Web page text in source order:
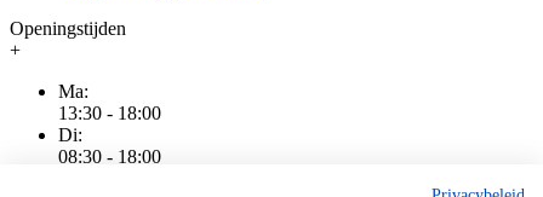
Openingstijden
+
Ma:
13:30 - 18:00
Di:
08:30 - 18:00